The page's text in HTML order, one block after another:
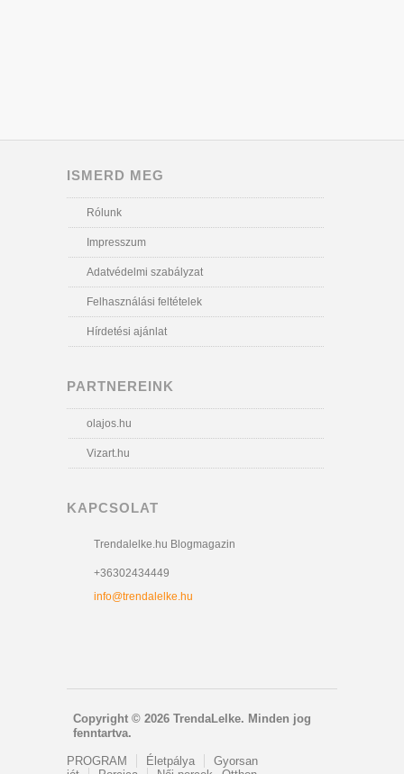
ISMERD MEG
Rólunk
Impresszum
Adatvédelmi szabályzat
Felhasználási feltételek
Hírdetési ajánlat
PARTNEREINK
olajos.hu
Vizart.hu
KAPCSOLAT
Trendalelke.hu Blogmagazin
+36302434449
info@trendalelke.hu
Copyright © 2026 TrendaLelke. Minden jog
fenntartva.
PROGRAM Életpálya
Gyorsan